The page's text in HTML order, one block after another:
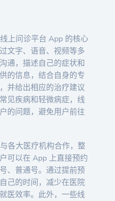
上问诊平台 App 的核心
文字、语音、视频等多
通，描述自己的症状和
的信息，结合自身的专
并给出相应的治疗建议
见疾病和轻微病症，线
的问题，避免用户前往
各大医疗机构合作，整
可以在 App 上直接预约
、普通号。通过提前预
己的时间，减少在医院
医效率。此外，一些线